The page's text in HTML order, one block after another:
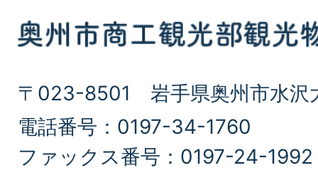
〒023-8501 岩手県奥州市水沢
電話番号：0197-34-1760
ファックス番号：0197-24-1992